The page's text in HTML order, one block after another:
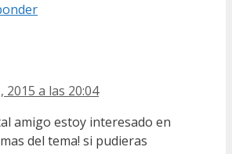
2015 a las 20:04
amigo estoy interesado en
del tema! si pudieras